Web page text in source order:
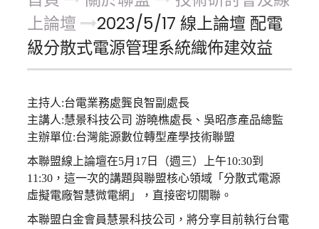
上論壇
2023/5/17 線上論壇 配電
級分散式電源管理系統織佈建效益
主持人:台電業務處龔良智副處長
主講人:慧景科技公司 游曉樵處長、吳昭彥產品總監
主辦單位:台灣能源數位轉型產學技術聯盟
本聯盟線上論壇在5月17日（週三）上午10:30到
11:30，這一次的講題與聯盟核心領域「分散式電源
虛擬電廠智慧微電網」，直接密切關聯。
本聯盟白金會員慧景科技公司，將分享目前執行台電